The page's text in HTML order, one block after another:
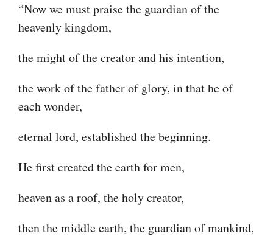
“Now we must praise the guardian of the
heavenly kingdom,
the might of the creator and his intention,
the work of the father of glory, in that he of
each wonder,
eternal lord, established the beginning.
He first created the earth for men,
heaven as a roof, the holy creator,
then the middle earth, the guardian of mankind,